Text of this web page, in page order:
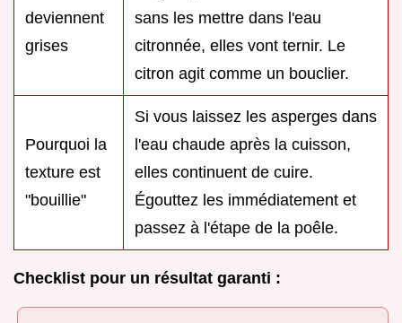
deviennent
grises
sans les mettre dans l'eau
citronnée, elles vont ternir. Le
citron agit comme un bouclier.
Pourquoi la
texture est
"bouillie"
Si vous laissez les asperges dans
l'eau chaude après la cuisson,
elles continuent de cuire.
Égouttez les immédiatement et
passez à l'étape de la poêle.
Checklist pour un résultat garanti :